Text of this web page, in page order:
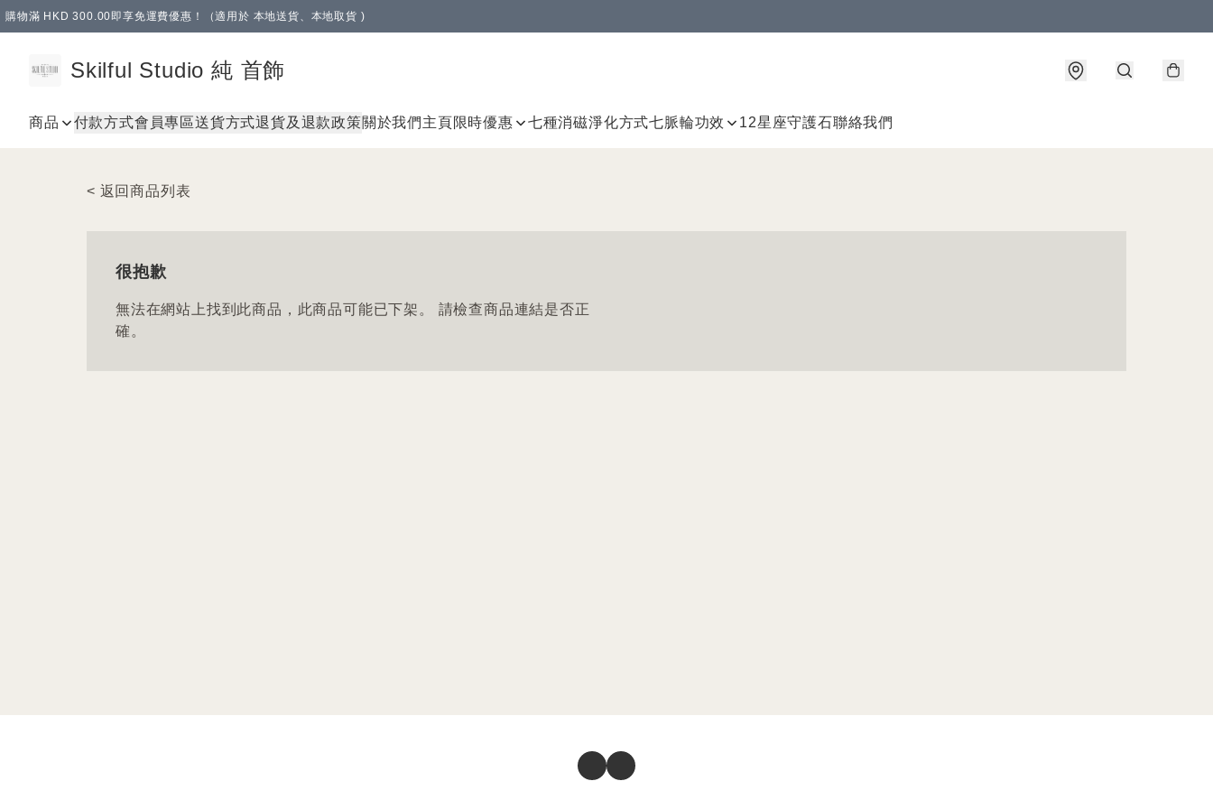
購物滿 HKD 300.00即享免運費優惠！（適用於 本地送貨、本地取貨 )
Skilful Studio 純 首飾
商品 付款方式會員專區送貨方式退貨及退款政策關於我們 主頁限時優惠 七種消磁淨化方式七脈輪功效 12星座守護石聯絡我們
< 返回商品列表
很抱歉
無法在網站上找到此商品，此商品可能已下架。 請檢查商品連結是否正
確。